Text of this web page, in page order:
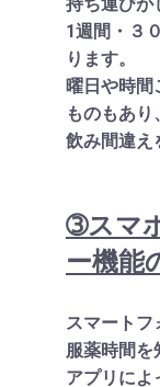
1週間・３
ります。
曜日や時間
ものもあり、
飲み間違え
➂スマ
ー機能
スマートフ
服薬時間を
アプリによ